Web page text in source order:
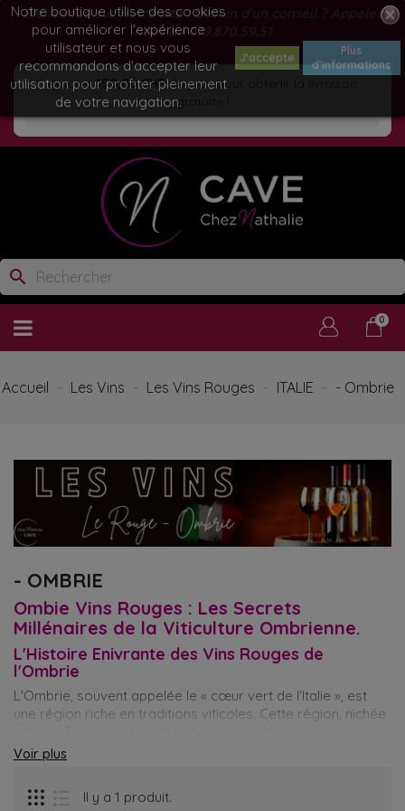
Bienvenue sur notre site ! Besoin d'un conseil ? Appelez
nous au 079.870.59.51
Ajoutez150,00 CHFde plus pour obtenir la livraison
gratuite !
search
Notre boutique utilise des cookies
pour améliorer l'expérience
utilisateur et nous vous
recommandons d'accepter leur
utilisation pour profiter pleinement
de votre navigation.
J'accepte
Plus
d'informations
0
Accueil Les Vins Les Vins Rouges ITALIE - Ombrie
- OMBRIE
Ombie Vins Rouges : Les Secrets
Millénaires de la Viticulture Ombrienne.
L'Histoire Enivrante des Vins Rouges de
l'Ombrie
L'Ombrie, souvent appelée le « cœur vert de l'Italie », est
une région riche en traditions viticoles. Cette région, nichée
paysages verdoyants et ses vins exceptionnels.
Les origines des vins rouges de l'Ombrie remontent à
Voir plus
Il y a 1 produit.